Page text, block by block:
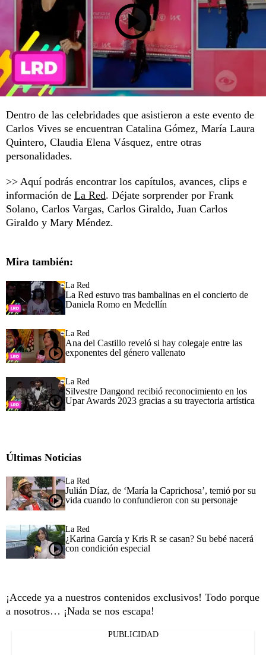
Dentro de las celebridades que asistieron a este evento de
Carlos Vives se encuentran Catalina Gómez, María Laura
Quintero, Claudia Elena Vásquez, entre otras
personalidades.
>> Aquí podrás encontrar los capítulos, avances, clips e
información de La Red. Déjate sorprender por Frank
Solano, Carlos Vargas, Carlos Giraldo, Juan Carlos
Giraldo y Mary Méndez.
Mira también:
La Red
La Red estuvo tras bambalinas en el concierto de
Daniela Romo en Medellín
La Red
Ana del Castillo reveló si hay colegaje entre las
exponentes del género vallenato
La Red
Silvestre Dangond recibió reconocimiento en los
Upar Awards 2023 gracias a su trayectoria artística
Últimas Noticias
La Red
Julián Díaz, de ‘María la Caprichosa’, temió por su
vida cuando lo confundieron con su personaje
La Red
¿Karina García y Kris R se casan? Su bebé nacerá
con condición especial
¡Accede ya a nuestros contenidos exclusivos! Todo porque
a nosotros… ¡Nada se nos escapa!
PUBLICIDAD